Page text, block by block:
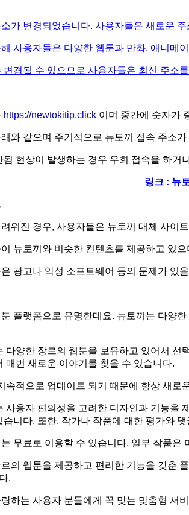
가 변경되었습니다. 사용자들은 새로운
사용자들은 다양한 웹툰과 만화, 애니메
변경될 수 있으므로 사용자들은 최신 주소
https://newtokitip.click 이며 중간에 숫자가
와 같으며 주기적으로 뉴토끼 접속 주소
됨 현상이 발생하는 경우 우회 접속을 하거
링크 : 뉴
워진 경우, 사용자들은 뉴토끼 대체 사이
뉴토끼와 비슷한 컨텐츠를 제공하고 있
광고나 악성 소프트웨어 등의 문제가 있
플랫폼으로 유명한데요. 뉴토끼는 다양
다양한 장르의 웹툰을 보유하고 있어서
매번 새로운 이야기를 찾을 수 있습니다.
속적으로 업데이트 되기 때문에 항상 새로
사용자 편의성을 고려한 디자인과 기능을
습니다. 또한, 작가나 작품에 대한 평가와
무료로 이용할 수 있습니다. 일부 작품은
의 웹툰을 제공하고 편리한 기능을 갖춘
.
하는 사용자 분들에게 꼭 맞는 맞춤형 서